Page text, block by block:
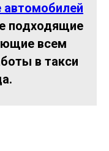
автомобилей
подходящие
всем
в такси